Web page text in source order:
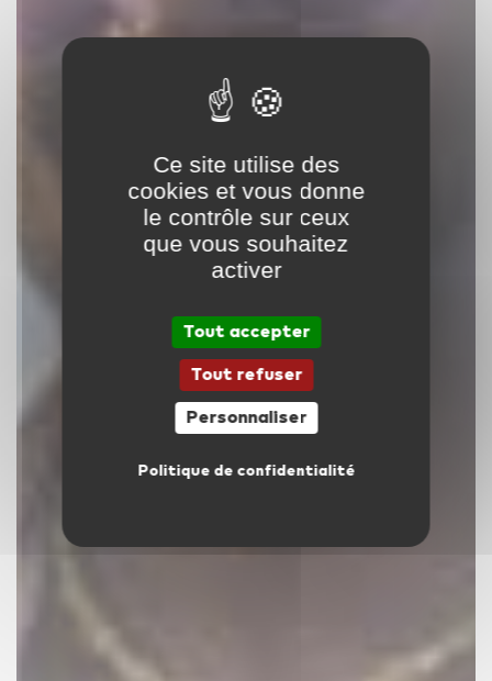
Ce site utilise des
cookies et vous donne
le contrôle sur ceux
que vous souhaitez
activer
Tout accepter
Tout refuser
Personnaliser
Politique de confidentialité